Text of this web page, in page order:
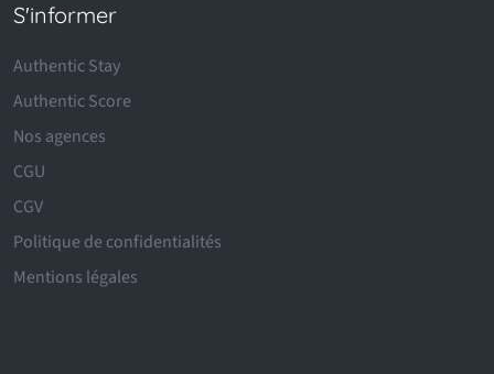
S'informer
Authentic Stay
Authentic Score
Nos agences
CGU
CGV
Politique de confidentialités
Mentions légales